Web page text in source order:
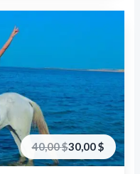
40,00$
Первоначальная
цена
составляла
30,00$
Текущая
цена:
30,00 €.